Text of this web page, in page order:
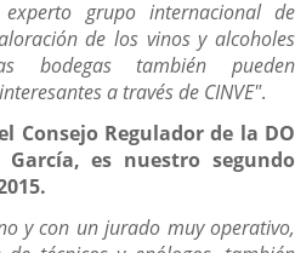
grupo internacional de
de los vinos y alcoholes
bodegas también pueden
a través de CINVE".
Consejo Regulador de la DO
García, es nuestro segundo
y con un jurado muy operativo,